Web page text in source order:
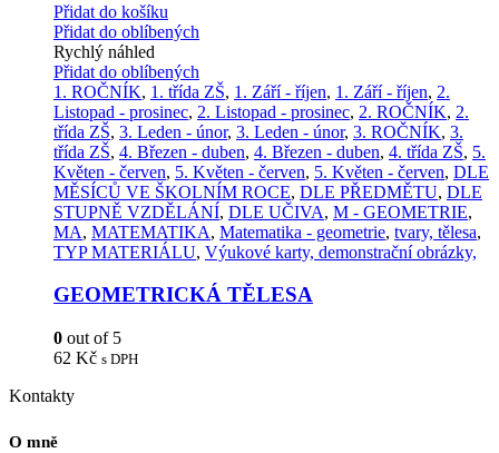
Přidat do košíku
Přidat do oblíbených
Rychlý náhled
Přidat do oblíbených
1. ROČNÍK, 1. třída ZŠ, 1. Září - říjen, 1. Září - říjen, 2.
Listopad - prosinec, 2. Listopad - prosinec, 2. ROČNÍK, 2.
třída ZŠ, 3. Leden - únor, 3. Leden - únor, 3. ROČNÍK, 3.
třída ZŠ, 4. Březen - duben, 4. Březen - duben, 4. třída ZŠ, 5.
Květen - červen, 5. Květen - červen, 5. Květen - červen, DLE
MĚSÍCŮ VE ŠKOLNÍM ROCE, DLE PŘEDMĚTU, DLE
STUPNĚ VZDĚLÁNÍ, DLE UČIVA, M - GEOMETRIE,
MA, MATEMATIKA, Matematika - geometrie, tvary, tělesa,
TYP MATERIÁLU, Výukové karty, demonstrační obrázky,
GEOMETRICKÁ TĚLESA
0 out of 5
62 Kč s DPH
Kontakty
O mně